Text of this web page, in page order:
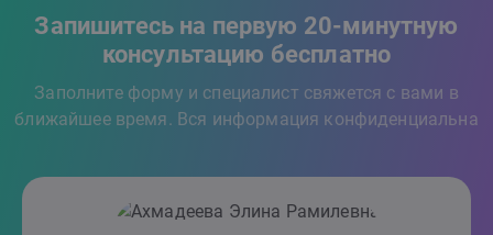
Запишитесь на первую 20-минутную
консультацию бесплатно
Заполните форму и специалист свяжется с вами в
ближайшее время. Вся информация конфиденциальна